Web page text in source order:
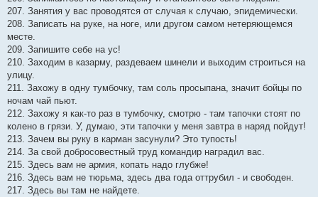
207. Занятия у вас проводятся от случая к случаю, эпидемически.
208. Записать на руке, на ноге, или другом самом нетеряющемся
месте.
209. Запишите себе на ус!
210. Заходим в казарму, раздеваем шинели и выходим строиться на
улицу.
211. Захожу в одну тумбочку, там соль просыпана, значит бойцы по
ночам чай пьют.
212. Захожу я как-то раз в тумбочку, смотрю - там тапочки стоят по
колено в грязи. У, думаю, эти тапочки у меня завтра в наряд пойдут!
213. Зачем вы руку в карман засунули? Это тупость!
214. За свой добросовестный труд командир наградил вас.
215. Здесь вам не армия, копать надо глубже!
216. Здесь вам не тюрьма, здесь два года оттрубил - и свободен.
217. Здесь вы там не найдете.